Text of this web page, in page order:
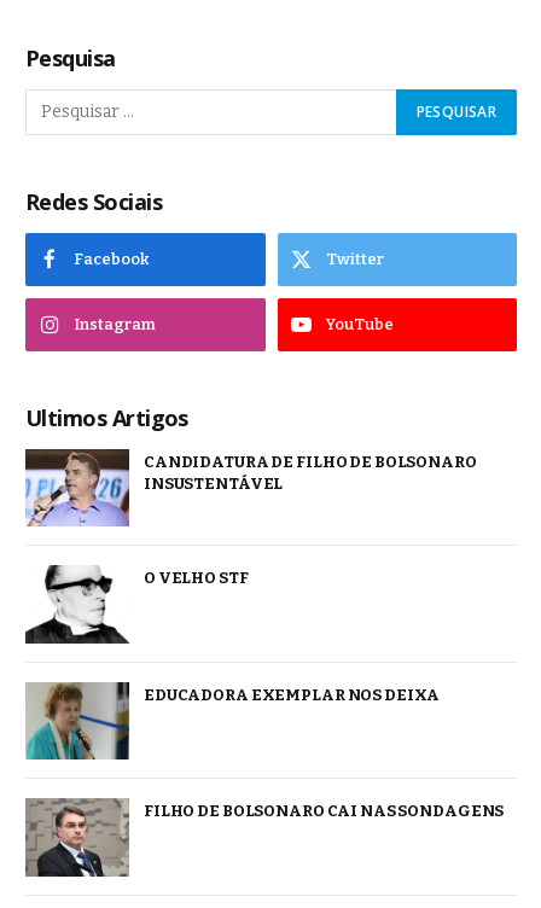
Pesquisa
Redes Sociais
Facebook Twitter
Instagram YouTube
Ultimos Artigos
CANDIDATURA DE FILHO DE BOLSONARO
INSUSTENTÁVEL
O VELHO STF
EDUCADORA EXEMPLAR NOS DEIXA
FILHO DE BOLSONARO CAI NAS SONDAGENS